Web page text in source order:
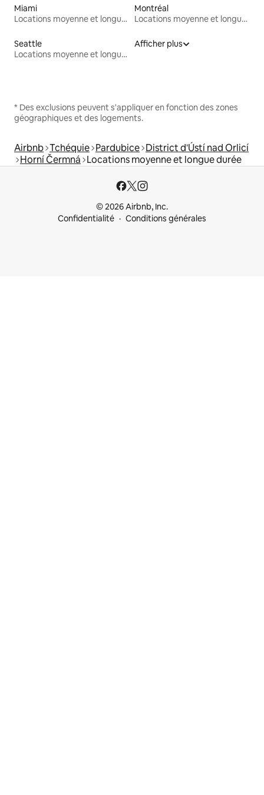
Miami
Locations moyenne et longue durée
Montréal
Locations moyenne et longue durée
Seattle
Locations moyenne et longue durée
Afficher plus
* Des exclusions peuvent s'appliquer en fonction des zones
géographiques et des logements.
Airbnb Tchéquie Pardubice District d'Ústí nad Orlicí
Horní Čermná Locations moyenne et longue durée
© 2026 Airbnb, Inc.
Confidentialité
Conditions générales